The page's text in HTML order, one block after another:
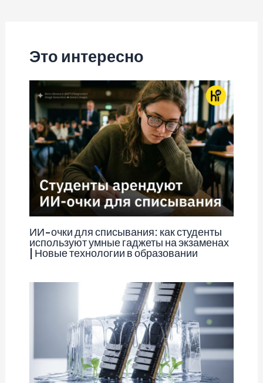
Это интересно
ИИ-очки для списывания: как студенты
используют умные гаджеты на экзаменах
| Новые технологии в образовании